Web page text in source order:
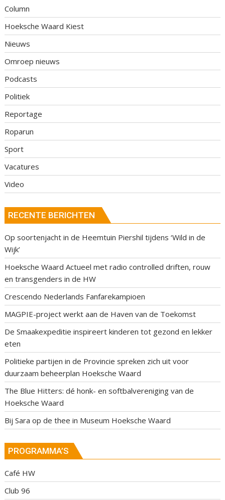
Column
Hoeksche Waard Kiest
Nieuws
Omroep nieuws
Podcasts
Politiek
Reportage
Roparun
Sport
Vacatures
Video
RECENTE BERICHTEN
Op soortenjacht in de Heemtuin Piershil tijdens ‘Wild in de
Wijk’
Hoeksche Waard Actueel met radio controlled driften, rouw
en transgenders in de HW
Crescendo Nederlands Fanfarekampioen
MAGPIE-project werkt aan de Haven van de Toekomst
De Smaakexpeditie inspireert kinderen tot gezond en lekker
eten
Politieke partijen in de Provincie spreken zich uit voor
duurzaam beheerplan Hoeksche Waard
The Blue Hitters: dé honk- en softbalvereniging van de
Hoeksche Waard
Bij Sara op de thee in Museum Hoeksche Waard
PROGRAMMA’S
Café HW
Club 96